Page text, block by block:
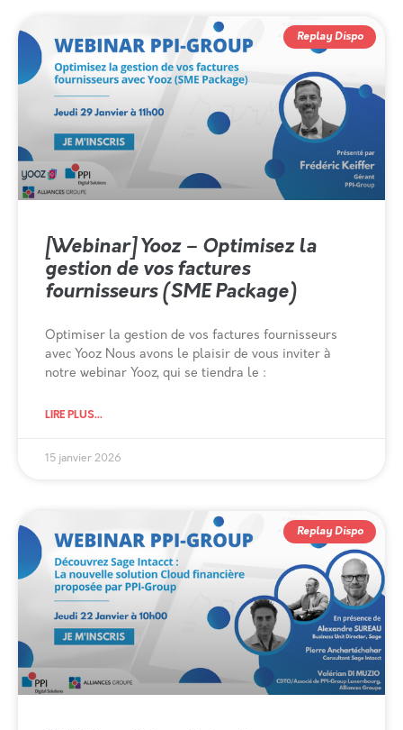
Replay Dispo
[Webinar] Yooz – Optimisez la
gestion de vos factures
fournisseurs (SME Package)
Optimiser la gestion de vos factures fournisseurs
avec Yooz Nous avons le plaisir de vous inviter à
notre webinar Yooz, qui se tiendra le :
LIRE PLUS...
15 janvier 2026
Replay Dispo